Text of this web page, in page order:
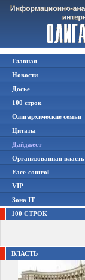
Главная
Новости
Досье
100 строк
Олигархические семьи
Цитаты
Дайджест
Организованная власть
Face-control
VIP
Зона IT
100 СТРОК
ВЛАСТЬ